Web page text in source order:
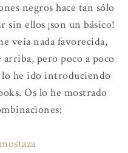
negros hace tan sólo
ellos ¡son un básico!
veía nada favorecida,
arriba, pero poco a poco
lo he ido introduciendo
Os lo he mostrado